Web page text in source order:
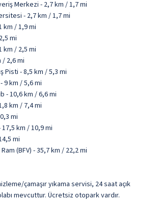
Merkezi - 2,7 km / 1,7 mi
- 2,7 km / 1,7 mi
km / 1,9 mi
mi
km / 2,5 mi
/ 2,6 mi
Pisti - 8,5 km / 5,3 mi
9 km / 5,6 mi
- 10,6 km / 6,6 mi
km / 7,4 mi
mi
km / 10,9 mi
mi
(BFV) - 35,7 km / 22,2 mi
çamaşır yıkama servisi, 24 saat açık
mevcuttur. Ücretsiz otopark vardır.